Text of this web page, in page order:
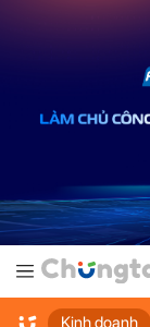
Kinh doanh